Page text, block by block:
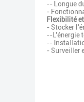
-- Longue
-
Flexibilité
- Stocker
--L'énergie
--
- Surveiller